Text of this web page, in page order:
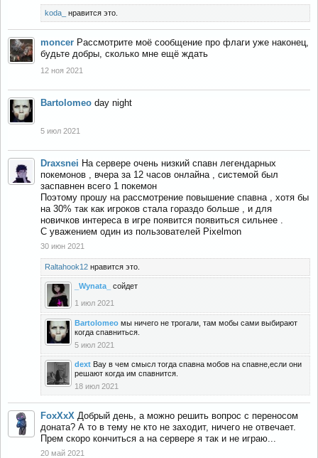
koda_ нравится это.
moncer Рассмотрите моё сообщение про флаги уже наконец,
будьте добры, сколько мне ещё ждать
12 ноя 2021
Bartolomeo day night
5 июл 2021
Draxsnei На сервере очень низкий спавн легендарных
покемонов , вчера за 12 часов онлайна , системой был
заспавнен всего 1 покемон
Поэтому прошу на рассмотрение повышение спавна , хотя бы
на 30% так как игроков стала гораздо больше , и для
новичков интереса в игре появится появиться сильнее .
С уважением один из пользователей Pixelmon
30 июн 2021
Raltahook12 нравится это.
_Wynata_
сойдет
1 июл 2021
Bartolomeo мы ничего не трогали, там мобы сами выбирают
когда спавниться.
5 июл 2021
dext Вау в чем смысл тогда спавна мобов на спавне,если они
решают когда им спавнится.
18 июл 2021
FoxXxX Добрый день, а можно решить вопрос с переносом
доната? А то в тему не кто не заходит, ничего не отвечает.
Прем скоро кончиться а на сервере я так и не играю...
20 май 2021